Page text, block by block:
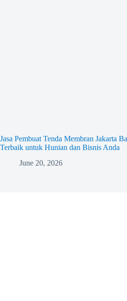
Jasa Pembuat Tenda Membran Jakarta
Terbaik untuk Hunian dan Bisnis Anda
June 20, 2026